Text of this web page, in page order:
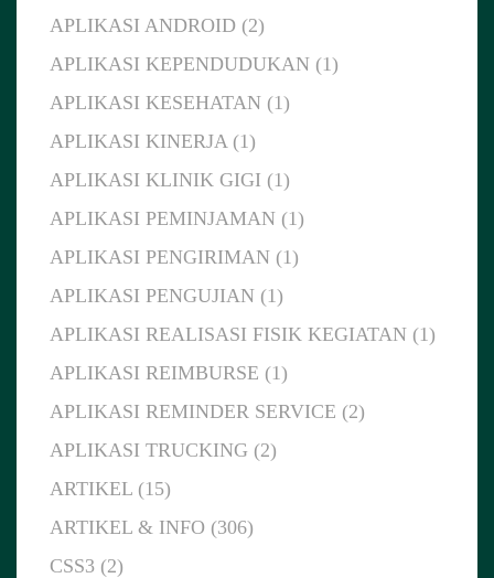
APLIKASI ANDROID (2)
APLIKASI KEPENDUDUKAN (1)
APLIKASI KESEHATAN (1)
APLIKASI KINERJA (1)
APLIKASI KLINIK GIGI (1)
APLIKASI PEMINJAMAN (1)
APLIKASI PENGIRIMAN (1)
APLIKASI PENGUJIAN (1)
APLIKASI REALISASI FISIK KEGIATAN (1)
APLIKASI REIMBURSE (1)
APLIKASI REMINDER SERVICE (2)
APLIKASI TRUCKING (2)
ARTIKEL (15)
ARTIKEL & INFO (306)
CSS3 (2)